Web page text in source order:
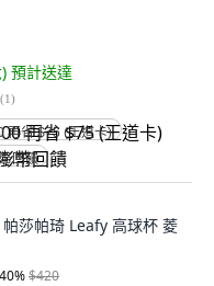
預計送達
(1)
再省 $75 (王道卡)
回饋
莎帕琦 Leafy 高球杯 菱
40%$420